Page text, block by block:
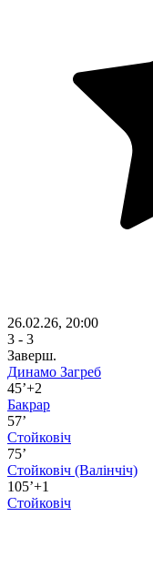
26.02.26, 20:00
3 - 3
Заверш.
Динамо Загреб
45’+2
Бакрар
57’
Стойковіч
75’
Стойковіч (Валінчіч)
105’+1
Стойковіч